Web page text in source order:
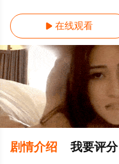
 在线观看
剧情介绍 我要评分